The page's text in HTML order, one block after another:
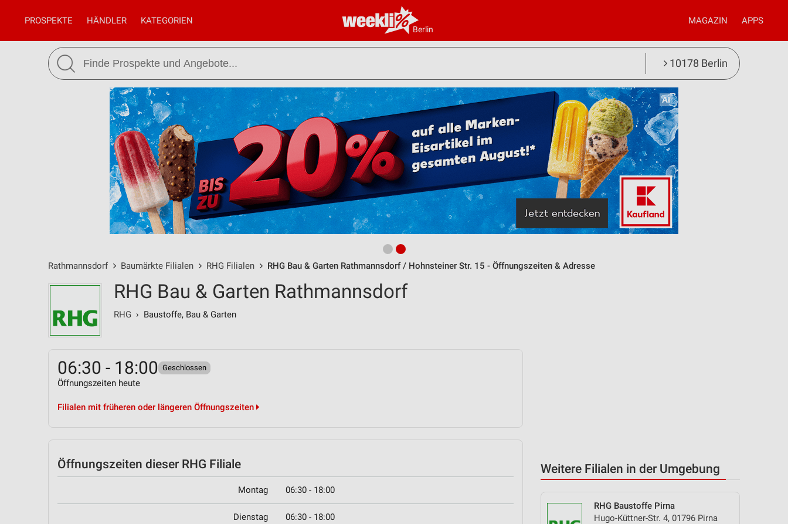
Berlin
PROSPEKTE HÄNDLER KATEGORIEN MAGAZIN APPS
10178 Berlin
Rathmannsdorf Baumärkte Filialen RHG Filialen RHG Bau & Garten Rathmannsdorf / Hohnsteiner Str. 15 - Öffnungszeiten & Adresse
Weitere Filialen in der Umgebung
RHG Baustoffe Pirna
Hugo-Küttner-Str. 4, 01796 Pirna
RHG Bau & Garten Rathmannsdorf
RHG › Baustoffe, Bau & Garten
06:30 - 18:00 Geschlossen
Öffnungszeiten heute
Filialen mit früheren oder längeren Öffnungszeiten
Öffnungszeiten dieser RHG Filiale
Montag 06:30 - 18:00
Dienstag 06:30 - 18:00